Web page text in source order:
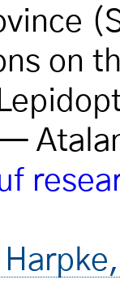
on